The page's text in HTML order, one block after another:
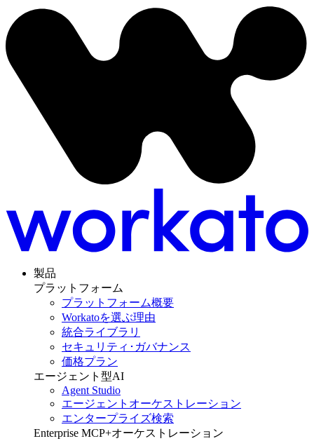
製品
プラットフォーム
プラットフォーム概要
Workatoを選ぶ理由
統合ライブラリ
セキュリティ･ガバナンス
価格プラン
エージェント型AI
Agent Studio
エージェントオーケストレーション
エンタープライズ検索
Enterprise MCP+オーケストレーション